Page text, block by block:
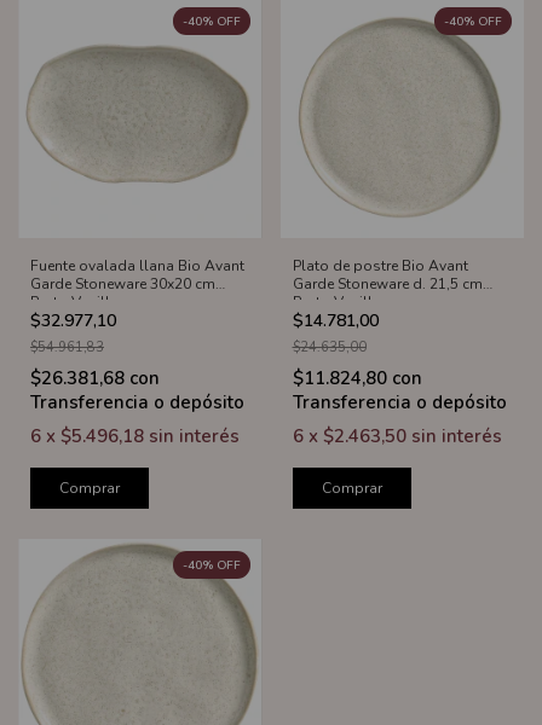
Fuente ovalada llana Bio Avant
Garde Stoneware 30x20 cm
Porto Vanilla
$32.977,10
-40% OFF
$54.961,83
$26.381,68 con
Transferencia o depósito
6 x $5.496,18 sin interés
Comprar
Plato de postre Bio Avant
Garde Stoneware d. 21,5 cm
Porto Vanilla
$14.781,00
-40% OFF
$24.635,00
$11.824,80 con
Transferencia o depósito
6 x $2.463,50 sin interés
Comprar
-40% OFF